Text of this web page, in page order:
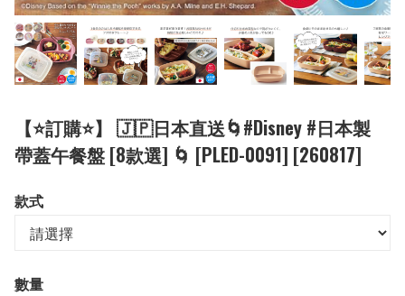
【⭐訂購⭐】 🇯🇵日本直送🌀#Disney #日本製
帶蓋午餐盤 [8款選] 🌀 [PLED-0091] [260817]
款式
數量